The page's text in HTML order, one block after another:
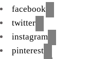
facebook
twitter
instagram
pinterest